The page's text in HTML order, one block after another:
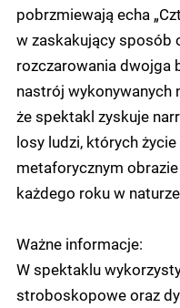
pobrzmiewają echa
w zaskakujący sposób
rozczarowania dwojga
nastrój wykonywanych
że spektakl zyskuje
losy ludzi, których
metaforycznym
każdego roku w
Ważne informacje:
W spektaklu
stroboskopowe oraz